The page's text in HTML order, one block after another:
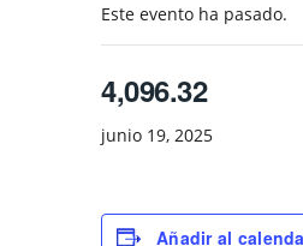
Este evento ha pasado.
4,096.32
junio 19, 2025
Añadir al